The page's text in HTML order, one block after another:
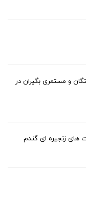
و مستمری بگیران در
های زنجیره ای گندم